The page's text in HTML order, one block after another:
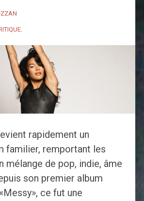
.
rapidement un
familier, remportant les
mélange de pop, indie, âme
son premier album
ce fut une